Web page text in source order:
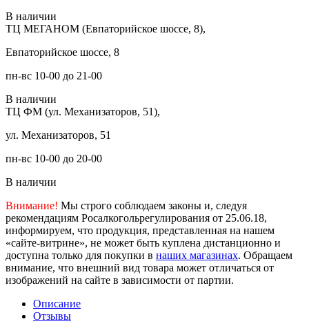
В наличии
ТЦ МЕГАНОМ (Евпаторийское шоссе, 8),
Евпаторийское шоссе, 8
пн-вс 10-00 до 21-00
В наличии
ТЦ ФМ (ул. Механизаторов, 51),
ул. Механизаторов, 51
пн-вс 10-00 до 20-00
В наличии
Внимание! Мы строго соблюдаем законы и, следуя
рекомендациям Росалкогольрегулирования от 25.06.18,
информируем, что продукция, представленная на нашем
«сайте-витрине», не может быть куплена дистанционно и
доступна только для покупки в наших магазинах. Обращаем
внимание, что внешний вид товара может отличаться от
изображений на сайте в зависимости от партии.
Описание
Отзывы